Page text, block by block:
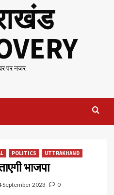
पर नजर
POLITICS UTTRAKHAND
भाजपा
September 2023 0